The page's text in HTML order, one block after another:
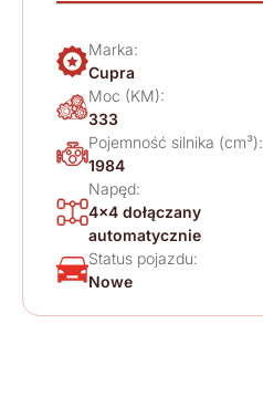
Marka:
Cupra
Moc (KM):
333
Pojemność silnika (cm³):
1984
Napęd:
4x4 dołączany
automatycznie
Status pojazdu:
Nowe